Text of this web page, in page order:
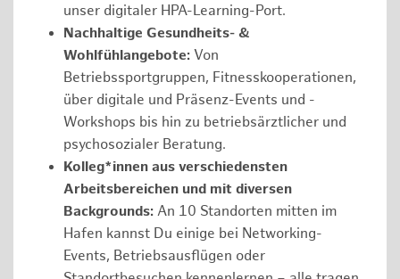
unser digitaler HPA-Learning-Port.
Nachhaltige Gesundheits- &
Wohlfühlangebote: Von
Betriebssportgruppen, Fitnesskooperationen,
über digitale und Präsenz-Events und -
Workshops bis hin zu betriebsärztlicher und
psychosozialer Beratung.
Kolleg*innen aus verschiedensten
Arbeitsbereichen und mit diversen
Backgrounds: An 10 Standorten mitten im
Hafen kannst Du einige bei Networking-
Events, Betriebsausflügen oder